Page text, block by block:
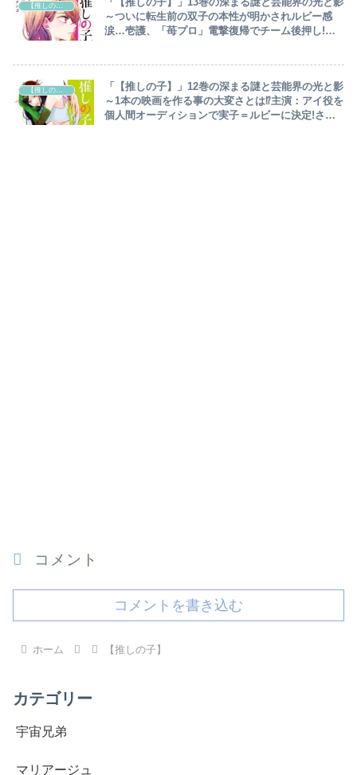
【推しの子】
～ついに転生前の双子の本性が明かされルビー感
涙…壱護、「苺プロ」電撃復帰でチーム後押し!懸
【推しの子】
「【推しの子】」12巻の深まる謎と芸能界の光と影
～1本の映画を作る事の大変さとは⁉主演：アイ役を
個人間オーディションで実子＝ルビーに決定!さり
コメント
コメントを書き込む
ホーム 【推しの子】
カテゴリー
宇宙兄弟
マリアージュ